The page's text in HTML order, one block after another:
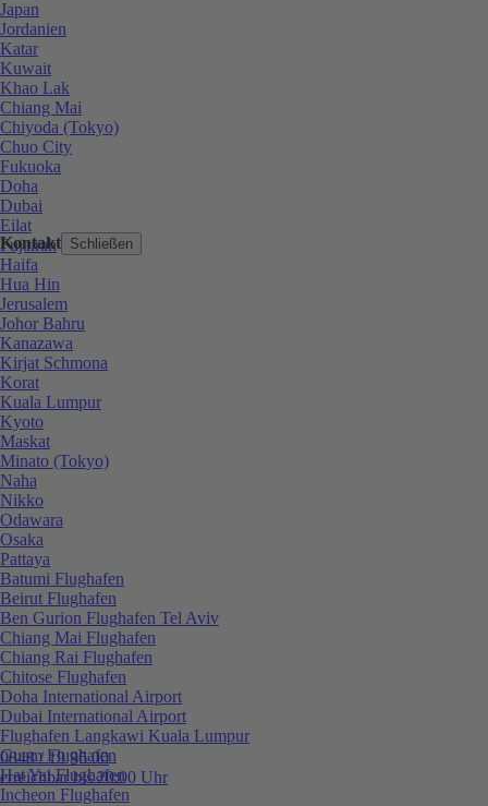
Kontakt Schließen
0848 / 19 96 00
erreichbar bis 20:00 Uhr
Japan
Jordanien
Katar
Kuwait
Khao Lak
Chiang Mai
Chiyoda (Tokyo)
Chuo City
Fukuoka
Doha
Dubai
Eilat
Fujairah
Haifa
Hua Hin
Jerusalem
Johor Bahru
Kanazawa
Kirjat Schmona
Korat
Kuala Lumpur
Kyoto
Maskat
Minato (Tokyo)
Naha
Nikko
Odawara
Osaka
Pattaya
Batumi Flughafen
Beirut Flughafen
Ben Gurion Flughafen Tel Aviv
Chiang Mai Flughafen
Chiang Rai Flughafen
Chitose Flughafen
Doha International Airport
Dubai International Airport
Flughafen Langkawi Kuala Lumpur
Guam Flughafen
Hat Yai Flughafen
Incheon Flughafen